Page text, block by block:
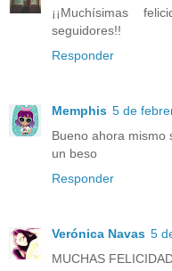
¡¡Muchísimas
seguidores!!
Responder
Memphis 5 de
Bueno ahora mismo
un beso
Responder
Verónica Navas 5
MUCHAS